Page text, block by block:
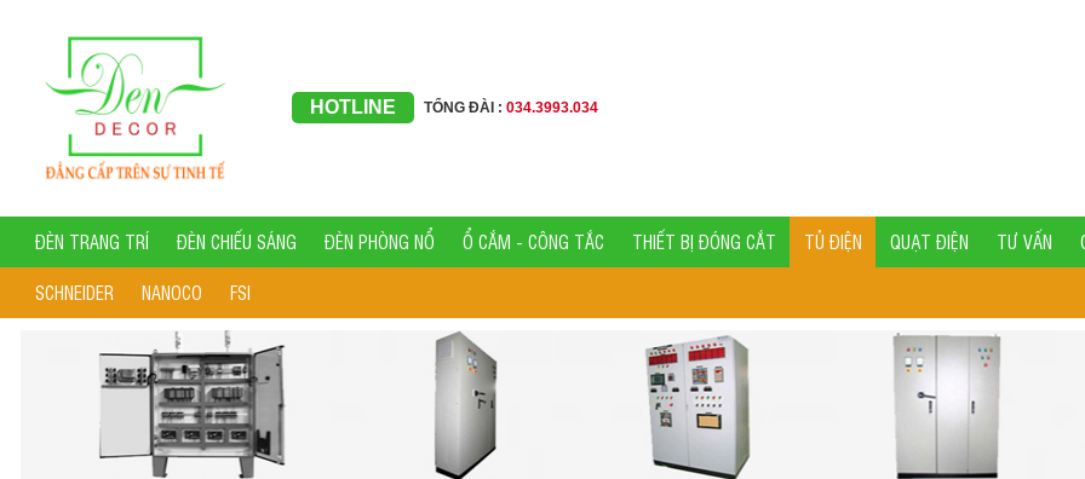
HOTLINE TỔNG ĐÀI : 034.3993.034
ĐÈN TRANG TRÍ ĐÈN CHIẾU SÁNG ĐÈN PHÒNG NỔ Ổ CẮM - CÔNG TẮC THIẾT BỊ ĐÓNG CẮT TỦ ĐIỆN QUẠT ĐIỆN TƯ VẤN
SCHNEIDER NANOCO FSI